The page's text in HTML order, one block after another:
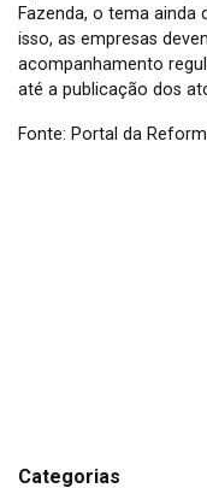
Fazenda, o tema
isso, as empresas
acompanhamento
até a publicação dos
Fonte: Portal da
Categorias